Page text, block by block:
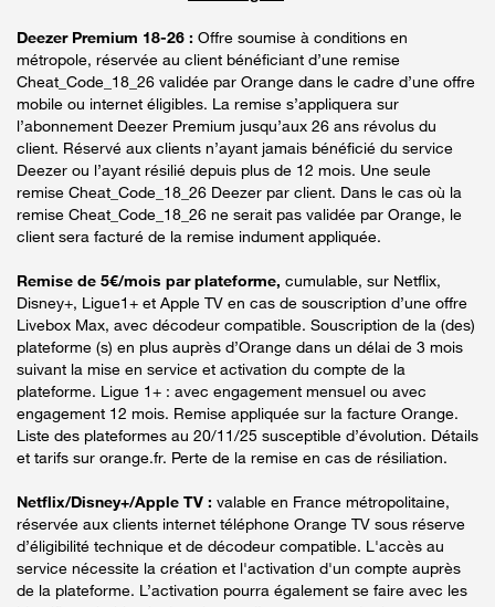
Deezer Premium 18-26 : Offre soumise à conditions en
métropole, réservée au client bénéficiant d’une remise
Cheat_Code_18_26 validée par Orange dans le cadre d’une offre
mobile ou internet éligibles. La remise s’appliquera sur
l’abonnement Deezer Premium jusqu’aux 26 ans révolus du
client. Réservé aux clients n’ayant jamais bénéficié du service
Deezer ou l’ayant résilié depuis plus de 12 mois. Une seule
remise Cheat_Code_18_26 Deezer par client. Dans le cas où la
remise Cheat_Code_18_26 ne serait pas validée par Orange, le
client sera facturé de la remise indument appliquée.
Remise de 5€/mois par plateforme, cumulable, sur Netflix,
Disney+, Ligue1+ et Apple TV en cas de souscription d’une offre
Livebox Max, avec décodeur compatible. Souscription de la (des)
plateforme (s) en plus auprès d’Orange dans un délai de 3 mois
suivant la mise en service et activation du compte de la
plateforme. Ligue 1+ : avec engagement mensuel ou avec
engagement 12 mois. Remise appliquée sur la facture Orange.
Liste des plateformes au 20/11/25 susceptible d’évolution. Détails
et tarifs sur orange.fr. Perte de la remise en cas de résiliation.
Netflix/Disney+/Apple TV : valable en France métropolitaine,
réservée aux clients internet téléphone Orange TV sous réserve
d’éligibilité technique et de décodeur compatible. L'accès au
service nécessite la création et l'activation d'un compte auprès
de la plateforme. L’activation pourra également se faire avec les